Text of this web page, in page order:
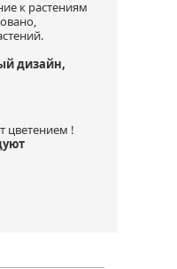
к растениям
дизайн,
цветением !